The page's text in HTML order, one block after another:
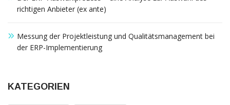
richtigen Anbieter (ex ante)
Messung der Projektleistung und Qualitätsmanagement bei
der ERP-Implementierung
KATEGORIEN